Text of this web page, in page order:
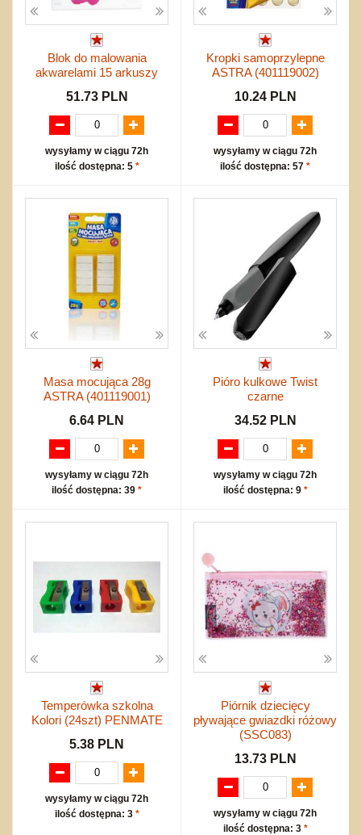
Blok do malowania
akwarelami 15 arkuszy
51.73 PLN
wysyłamy w ciągu 72h
ilość dostępna: 5 *
Kropki samoprzylepne
ASTRA (401119002)
10.24 PLN
wysyłamy w ciągu 72h
ilość dostępna: 57 *
Masa mocująca 28g
ASTRA (401119001)
6.64 PLN
wysyłamy w ciągu 72h
ilość dostępna: 39 *
Pióro kulkowe Twist
czarne
34.52 PLN
wysyłamy w ciągu 72h
ilość dostępna: 9 *
Temperówka szkolna
Kolori (24szt) PENMATE
5.38 PLN
wysyłamy w ciągu 72h
ilość dostępna: 3 *
Piórnik dziecięcy
pływające gwiazdki różowy
(SSC083)
13.73 PLN
wysyłamy w ciągu 72h
ilość dostępna: 3 *